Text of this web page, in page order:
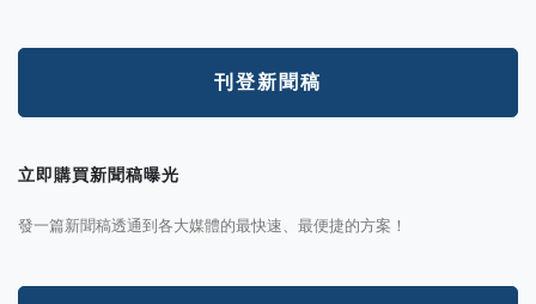
刊登新聞稿
立即購買新聞稿曝光
發一篇新聞稿透通到各大媒體的最快速、最便捷的方案！